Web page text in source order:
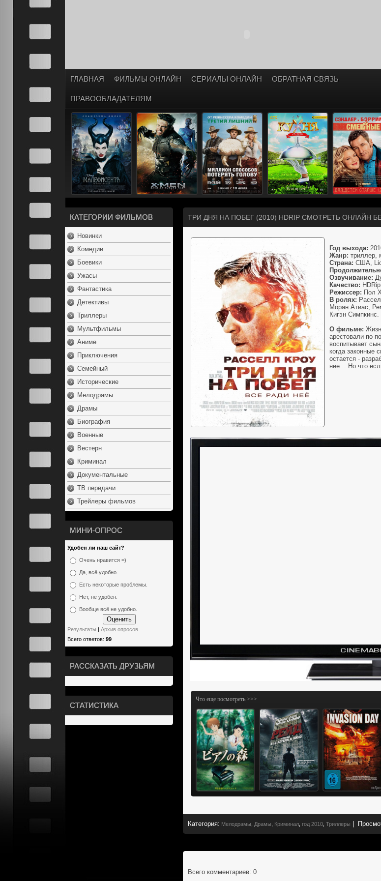
ГЛАВНАЯ ФИЛЬМЫ ОНЛАЙН СЕРИАЛЫ ОНЛАЙН ОБРАТНАЯ СВЯЗЬ
ПРАВООБЛАДАТЕЛЯМ
КАТЕГОРИИ ФИЛЬМОВ
Новинки
Комедии
Боевики
Ужасы
Фантастика
Детективы
Триллеры
Мультфильмы
Аниме
Приключения
Семейный
Исторические
Мелодрамы
Драмы
Биография
Военные
Вестерн
Криминал
Документальные
ТВ передачи
Трейлеры фильмов
МИНИ-ОПРОС
Удобен ли наш сайт?
Очень нравится =)
Да, всё удобно.
Есть некоторые проблемы.
Нет, не удобен.
Вообще всё не удобно.
Результаты
Архив опросов
Всего ответов: 99
РАССКАЗАТЬ ДРУЗЬЯМ
СТАТИСТИКА
ТРИ ДНЯ НА ПОБЕГ (2010) HDRIP СМОТРЕТЬ ОНЛАЙН
Год выхода:
Жанр: триллер,
Страна: США,
Озвучивание:
Качество: HDRip
Режиссер: Пол
В ролях:
Моран Атиас,
Кигэн Симпкинс.
О фильме:
арестовали по
воспитывает
когда законные
остается -
нее… Но что
Что еще посмотреть >>>
Категория: Мелодрамы Драмы Криминал год 2010 Триллеры
Всего комментариев: 0